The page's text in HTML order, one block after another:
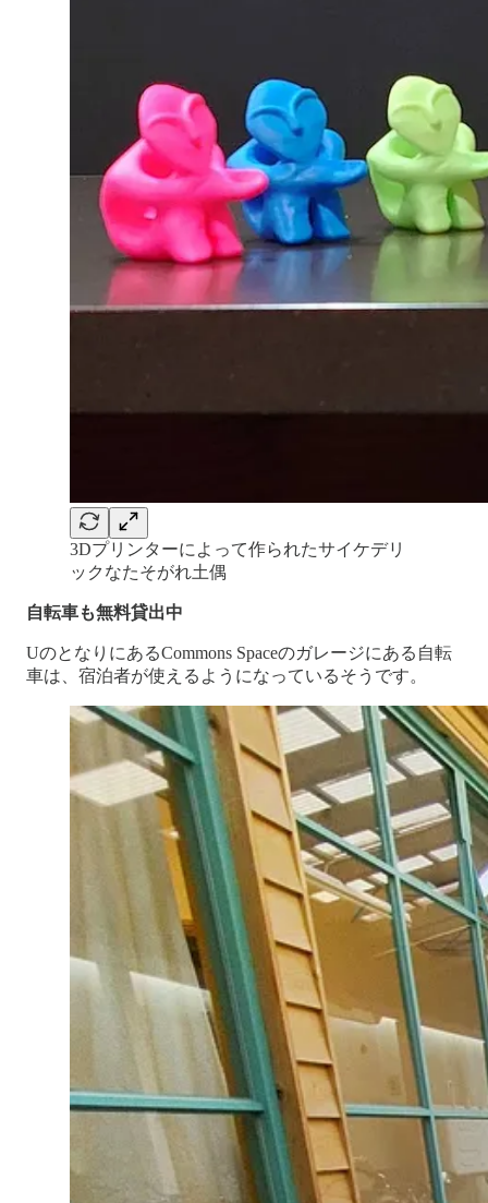
3Dプリンターによって作られたサイケデリ
ックなたそがれ土偶
自転車も無料貸出中
UのとなりにあるCommons Spaceのガレージにある自転
車は、宿泊者が使えるようになっているそうです。